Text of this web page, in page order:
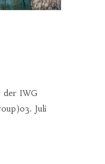
der IWG
Juli